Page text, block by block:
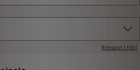
Rimuovi i filtri